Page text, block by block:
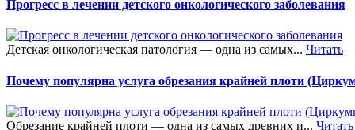
Прогресс в лечении детского онкологического заболевания
Детская онкологическая патология — одна из самых... Читать
Почему популярна услуга обрезания крайней плоти
Обрезание крайней плоти — одна из самых древних и... Читать